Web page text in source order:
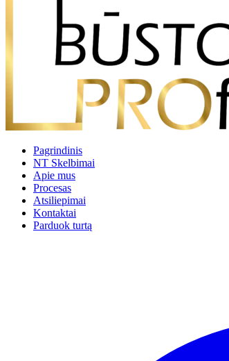
Pagrindinis
NT Skelbimai
Apie mus
Procesas
Atsiliepimai
Kontaktai
Parduok turtą